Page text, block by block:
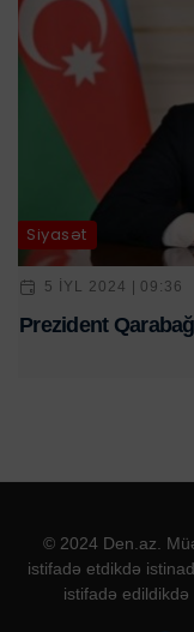
Siyasət
5 IYL 2024 | 09:36
Prezident
© 2024 Den.az.
istifadə etdikdə
istifadə edildikdə